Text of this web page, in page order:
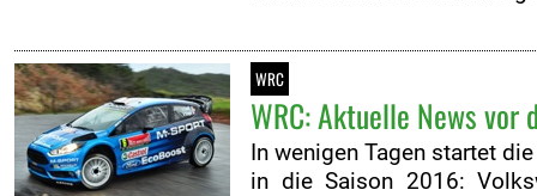
WRC
WRC: Aktuelle News vor
In wenigen Tagen startet
in die Saison 2016: